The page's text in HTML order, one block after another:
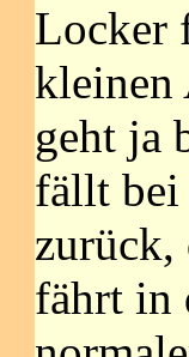
Locker
kleinen
geht ja
fällt bei
zurück,
fährt in